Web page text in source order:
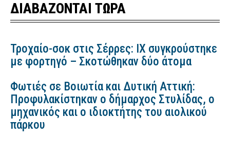
ΔΙΑΒΑΖΟΝΤΑΙ ΤΩΡΑ
Τροχαίο-σοκ στις Σέρρες: ΙΧ συγκρούστηκε
με φορτηγό – Σκοτώθηκαν δύο άτομα
Φωτιές σε Βοιωτία και Δυτική Αττική:
Προφυλακίστηκαν ο δήμαρχος Στυλίδας, ο
μηχανικός και ο ιδιοκτήτης του αιολικού
πάρκου